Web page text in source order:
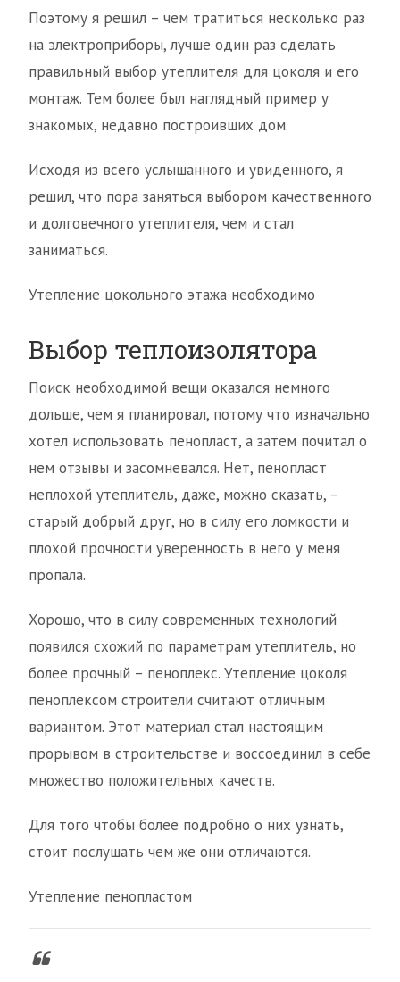
Поэтому я решил – чем тратиться несколько раз
на электроприборы, лучше один раз сделать
правильный выбор утеплителя для цоколя и его
монтаж. Тем более был наглядный пример у
знакомых, недавно построивших дом.
Исходя из всего услышанного и увиденного, я
решил, что пора заняться выбором качественного
и долговечного утеплителя, чем и стал
заниматься.
Утепление цокольного этажа необходимо
Выбор теплоизолятора
Поиск необходимой вещи оказался немного
дольше, чем я планировал, потому что изначально
хотел использовать пенопласт, а затем почитал о
нем отзывы и засомневался. Нет, пенопласт
неплохой утеплитель, даже, можно сказать, –
старый добрый друг, но в силу его ломкости и
плохой прочности уверенность в него у меня
пропала.
Хорошо, что в силу современных технологий
появился схожий по параметрам утеплитель, но
более прочный – пеноплекс. Утепление цоколя
пеноплексом строители считают отличным
вариантом. Этот материал стал настоящим
прорывом в строительстве и воссоединил в себе
множество положительных качеств.
Для того чтобы более подробно о них узнать,
стоит послушать чем же они отличаются.
Утепление пенопластом